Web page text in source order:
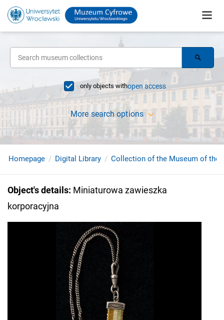
only objects withopen access
More search options
Homepage Digital Library Collection of the Museum of the
Object's details: Miniaturowa zawieszka
korporacyjna